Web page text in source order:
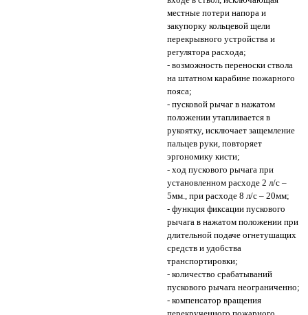
местные потери напора и
закупорку кольцевой щели
перекрывного устройства и
регулятора расхода;
- возможность переноски ствола
на штатном карабине пожарного
пояса;
- пусковой рычаг в нажатом
положении утапливается в
рукоятку, исключает защемление
пальцев руки, повторяет
эргономику кисти;
- ход пускового рычага при
установленном расходе 2 л/с –
5мм., при расходе 8 л/с – 20мм;
- функция фиксации пускового
рычага в нажатом положении при
длительной подаче огнетушащих
средств и удобства
транспортировки;
- количество срабатываний
пускового рычага неограниченно;
- компенсатор вращения